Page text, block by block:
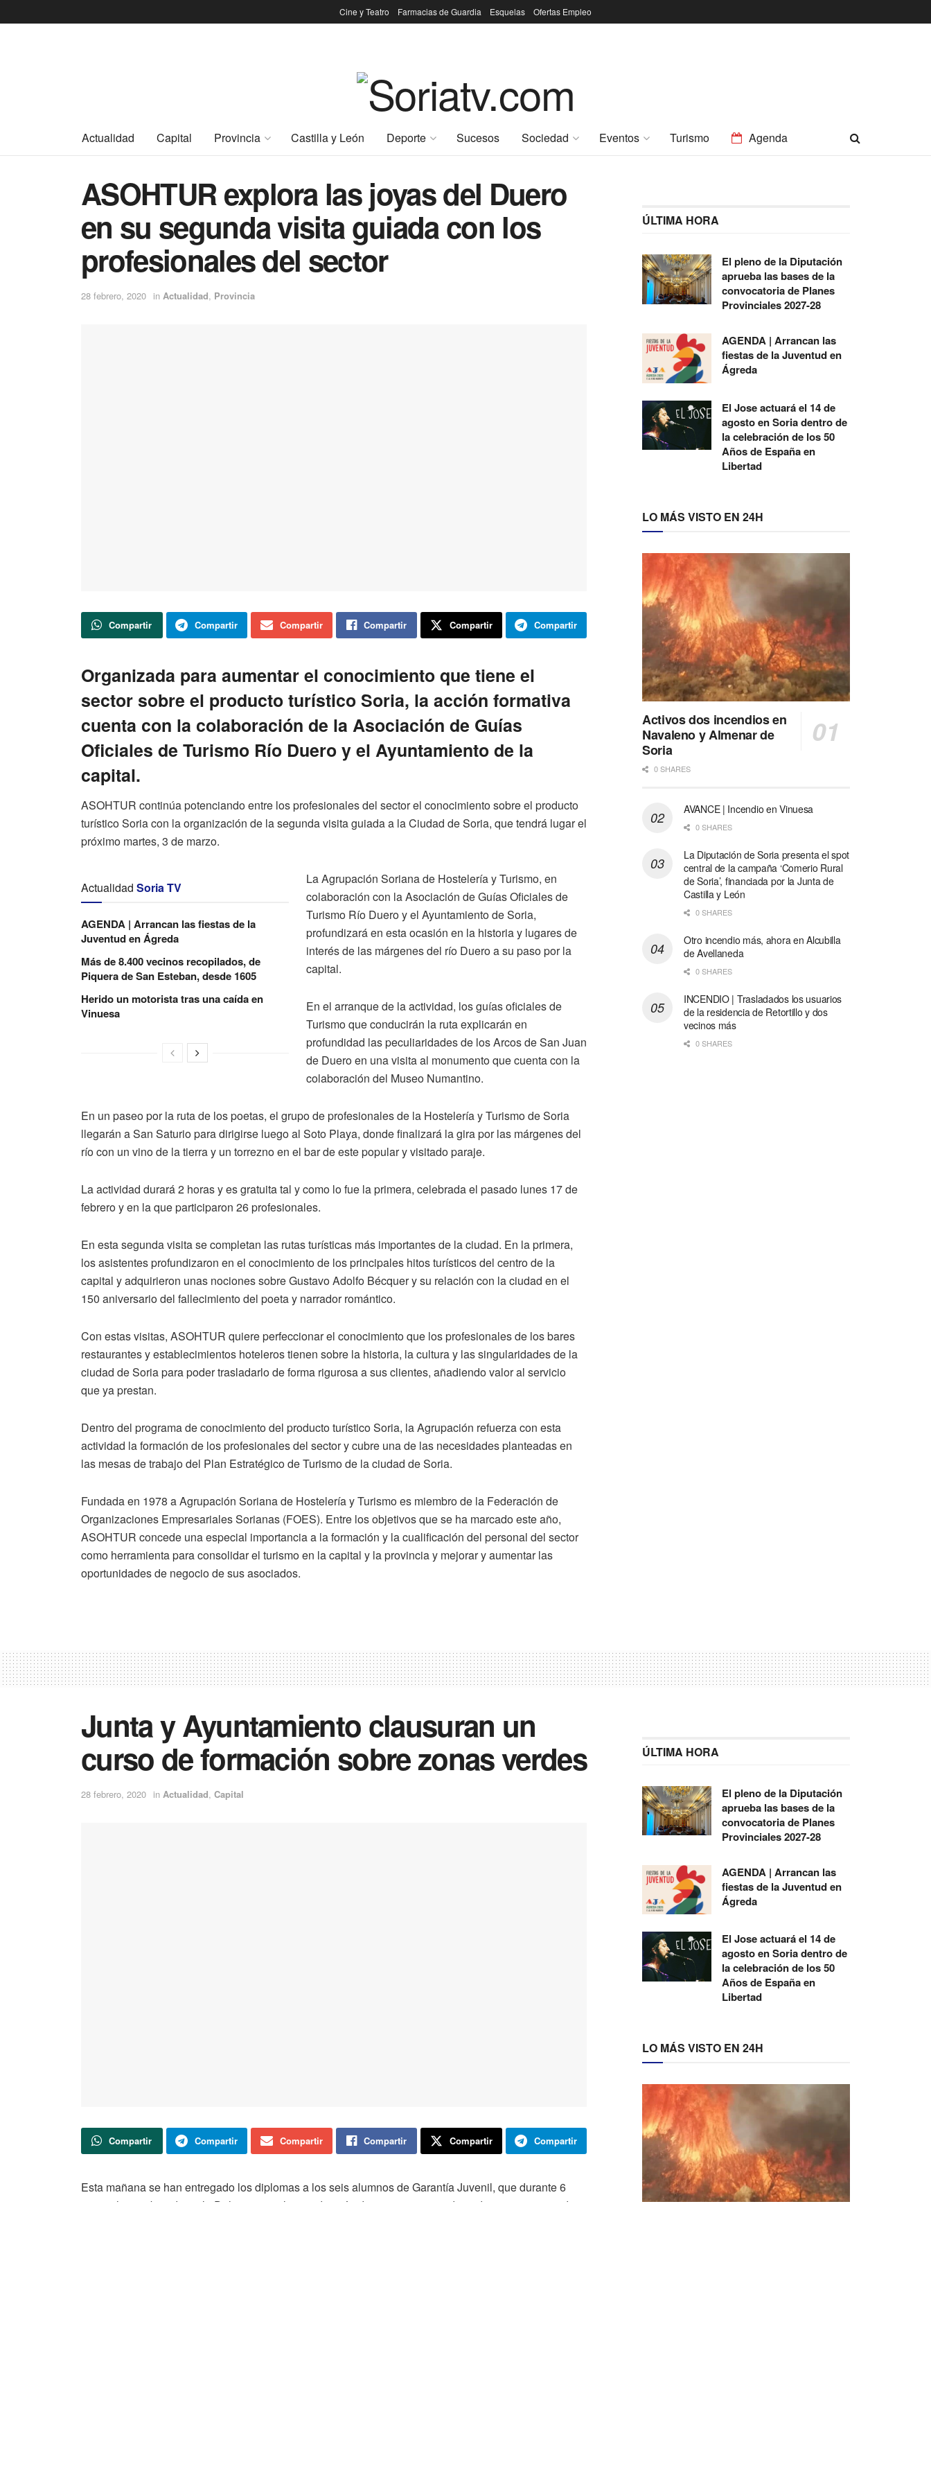
Cine y Teatro Farmacias de Guardia Esquelas Ofertas Empleo
Actualidad Capital Provincia Castilla y León Deporte Sucesos Sociedad Eventos Turismo Agenda
ASOHTUR explora las joyas del Duero
en su segunda visita guiada con los
profesionales del sector
28 febrero, 2020 in Actualidad, Provincia
Compartir Compartir Compartir Compartir Compartir Compartir
Organizada para aumentar el conocimiento que tiene el
sector sobre el producto turístico Soria, la acción formativa
cuenta con la colaboración de la Asociación de Guías
Oficiales de Turismo Río Duero y el Ayuntamiento de la
capital.
ASOHTUR continúa potenciando entre los profesionales del sector el conocimiento sobre el producto
turístico Soria con la organización de la segunda visita guiada a la Ciudad de Soria, que tendrá lugar el
próximo martes, 3 de marzo.
Actualidad Soria TV
AGENDA | Arrancan las fiestas de la
Juventud en Ágreda
Más de 8.400 vecinos recopilados, de
Piquera de San Esteban, desde 1605
Herido un motorista tras una caída en
Vinuesa
La Agrupación Soriana de Hostelería y Turismo, en
colaboración con la Asociación de Guías Oficiales de
Turismo Río Duero y el Ayuntamiento de Soria,
profundizará en esta ocasión en la historia y lugares de
interés de las márgenes del río Duero a su paso por la
capital.
En el arranque de la actividad, los guías oficiales de
Turismo que conducirán la ruta explicarán en
profundidad las peculiaridades de los Arcos de San Juan
de Duero en una visita al monumento que cuenta con la
colaboración del Museo Numantino.
En un paseo por la ruta de los poetas, el grupo de profesionales de la Hostelería y Turismo de Soria
llegarán a San Saturio para dirigirse luego al Soto Playa, donde finalizará la gira por las márgenes del
río con un vino de la tierra y un torrezno en el bar de este popular y visitado paraje.
La actividad durará 2 horas y es gratuita tal y como lo fue la primera, celebrada el pasado lunes 17 de
febrero y en la que participaron 26 profesionales.
En esta segunda visita se completan las rutas turísticas más importantes de la ciudad. En la primera,
los asistentes profundizaron en el conocimiento de los principales hitos turísticos del centro de la
capital y adquirieron unas nociones sobre Gustavo Adolfo Bécquer y su relación con la ciudad en el
150 aniversario del fallecimiento del poeta y narrador romántico.
Con estas visitas, ASOHTUR quiere perfeccionar el conocimiento que los profesionales de los bares
restaurantes y establecimientos hoteleros tienen sobre la historia, la cultura y las singularidades de la
ciudad de Soria para poder trasladarlo de forma rigurosa a sus clientes, añadiendo valor al servicio
que ya prestan.
Dentro del programa de conocimiento del producto turístico Soria, la Agrupación refuerza con esta
actividad la formación de los profesionales del sector y cubre una de las necesidades planteadas en
las mesas de trabajo del Plan Estratégico de Turismo de la ciudad de Soria.
Fundada en 1978 a Agrupación Soriana de Hostelería y Turismo es miembro de la Federación de
Organizaciones Empresariales Sorianas (FOES). Entre los objetivos que se ha marcado este año,
ASOHTUR concede una especial importancia a la formación y la cualificación del personal del sector
como herramienta para consolidar el turismo en la capital y la provincia y mejorar y aumentar las
oportunidades de negocio de sus asociados.
ÚLTIMA HORA
El pleno de la Diputación
aprueba las bases de la
convocatoria de Planes
Provinciales 2027-28
AGENDA | Arrancan las
fiestas de la Juventud en
Ágreda
El Jose actuará el 14 de
agosto en Soria dentro de
la celebración de los 50
Años de España en
Libertad
LO MÁS VISTO EN 24H
Activos dos incendios en
Navaleno y Almenar de
Soria
0 SHARES
AVANCE | Incendio en Vinuesa
0 SHARES
La Diputación de Soria presenta el spot
central de la campaña ‘Comerio Rural
de Soria’, financiada por la Junta de
Castilla y León
0 SHARES
Otro incendio más, ahora en Alcubilla
de Avellaneda
0 SHARES
INCENDIO | Trasladados los usuarios
de la residencia de Retortillo y dos
vecinos más
0 SHARES
Junta y Ayuntamiento clausuran un
curso de formación sobre zonas verdes
28 febrero, 2020 in Actualidad, Capital
Compartir Compartir Compartir Compartir Compartir Compartir
Esta mañana se han entregado los diplomas a los seis alumnos de Garantía Juvenil, que durante 6
meses han trabajado en la Dehesa, para la acreditación de mantenimiento de jardines y zonas verdes.
ÚLTIMA HORA
El pleno de la Diputación
aprueba las bases de la
convocatoria de Planes
Provinciales 2027-28
AGENDA | Arrancan las
fiestas de la Juventud en
Ágreda
El Jose actuará el 14 de
agosto en Soria dentro de
la celebración de los 50
Años de España en
Libertad
LO MÁS VISTO EN 24H